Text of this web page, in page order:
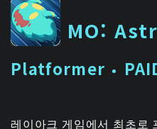
MO:
Platformer
레이아크 게임에서 최초로